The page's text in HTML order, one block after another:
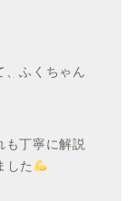
、ふくちゃん
も丁寧に解説
した